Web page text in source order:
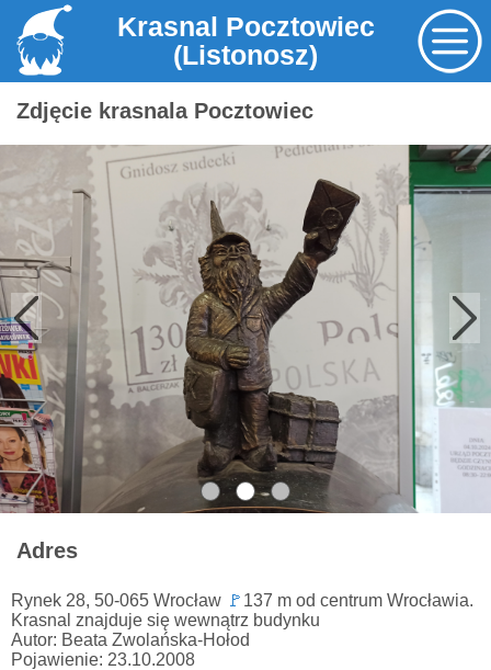
Krasnal Pocztowiec
(Listonosz)
Zdjęcie krasnala Pocztowiec
Adres
Rynek 28, 50-065 Wrocław 🚩 137 m od centrum Wrocławia.
Krasnal znajduje się wewnątrz budynku
Autor: Beata Zwolańska-Hołod
Pojawienie: 23.10.2008